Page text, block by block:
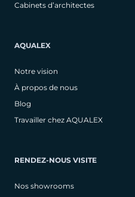
Cabinets d’architectes
AQUALEX
Notre vision
À propos de nous
Blog
Travailler chez AQUALEX
RENDEZ-NOUS VISITE
Nos showrooms